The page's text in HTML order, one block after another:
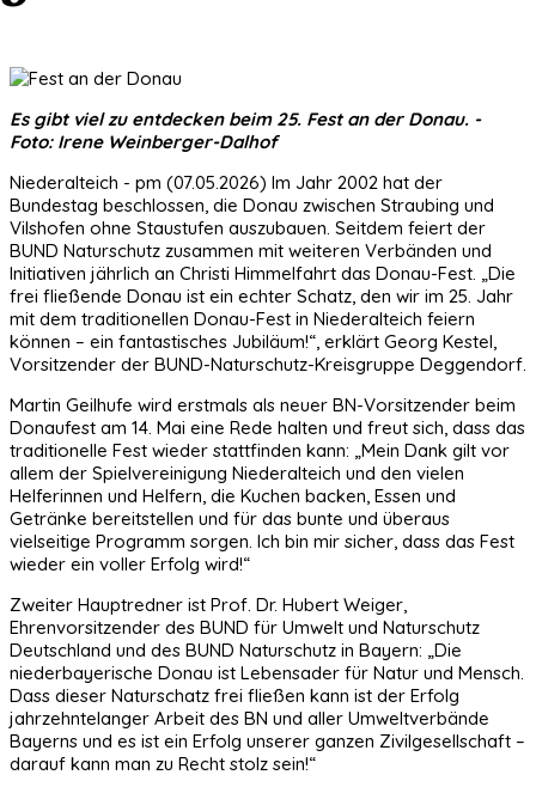
Es gibt viel zu entdecken beim 25. Fest an der Donau. -
Foto: Irene Weinberger-Dalhof
Niederalteich - pm (07.05.2026) Im Jahr 2002 hat der
Bundestag beschlossen, die Donau zwischen Straubing und
Vilshofen ohne Staustufen auszubauen. Seitdem feiert der
BUND Naturschutz zusammen mit weiteren Verbänden und
Initiativen jährlich an Christi Himmelfahrt das Donau-Fest. „Die
frei fließende Donau ist ein echter Schatz, den wir im 25. Jahr
mit dem traditionellen Donau-Fest in Niederalteich feiern
können – ein fantastisches Jubiläum!“, erklärt Georg Kestel,
Vorsitzender der BUND-Naturschutz-Kreisgruppe Deggendorf.
Martin Geilhufe wird erstmals als neuer BN-Vorsitzender beim
Donaufest am 14. Mai eine Rede halten und freut sich, dass das
traditionelle Fest wieder stattfinden kann: „Mein Dank gilt vor
allem der Spielvereinigung Niederalteich und den vielen
Helferinnen und Helfern, die Kuchen backen, Essen und
Getränke bereitstellen und für das bunte und überaus
vielseitige Programm sorgen. Ich bin mir sicher, dass das Fest
wieder ein voller Erfolg wird!“
Zweiter Hauptredner ist Prof. Dr. Hubert Weiger,
Ehrenvorsitzender des BUND für Umwelt und Naturschutz
Deutschland und des BUND Naturschutz in Bayern: „Die
niederbayerische Donau ist Lebensader für Natur und Mensch.
Dass dieser Naturschatz frei fließen kann ist der Erfolg
jahrzehntelanger Arbeit des BN und aller Umweltverbände
Bayerns und es ist ein Erfolg unserer ganzen Zivilgesellschaft –
darauf kann man zu Recht stolz sein!“